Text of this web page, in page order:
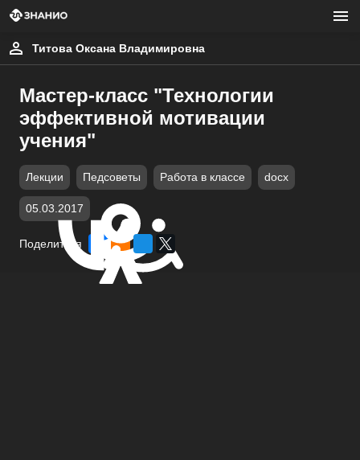
Титова Оксана Владимировна
Мастер-класс "Технологии
эффективной мотивации
учения"
Лекции Педсоветы Работа в классе docx
05.03.2017
Поделиться